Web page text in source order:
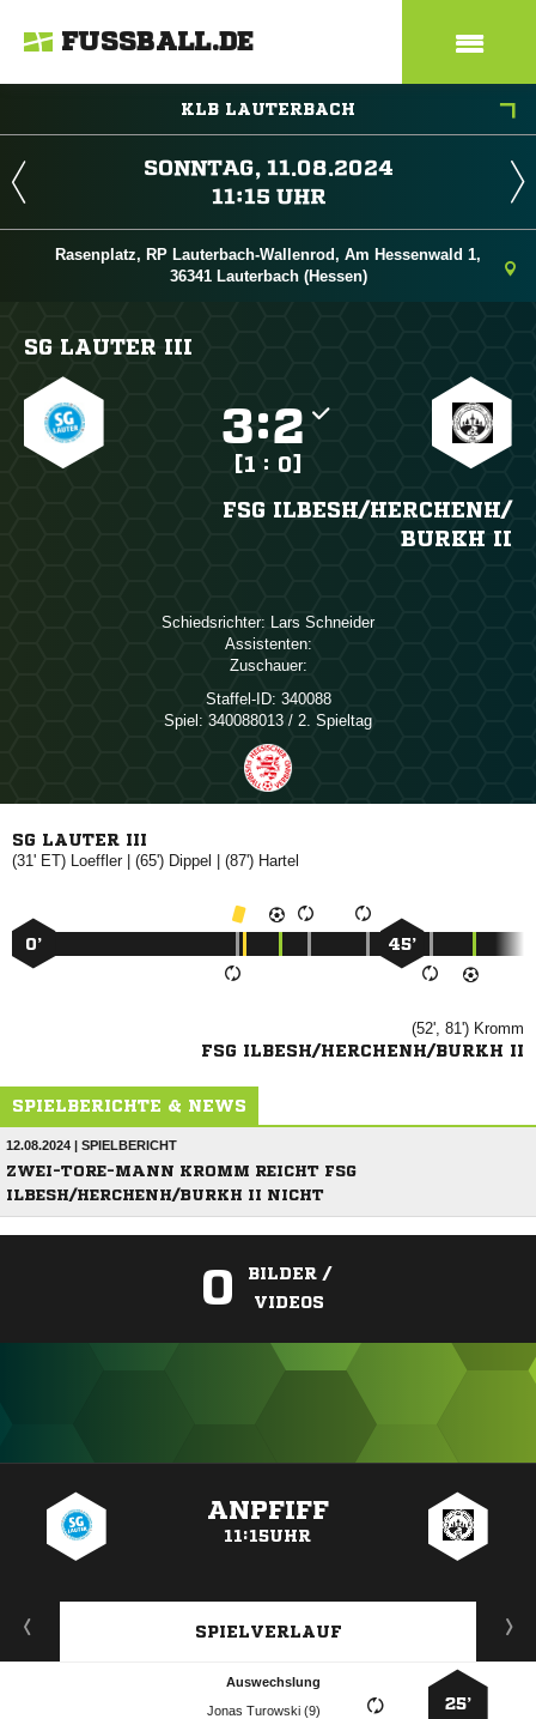
FUSSBALL.DE
KLB LAUTERBACH
 
 
Rasenplatz, RP Lauterbach-Wallenrod, Am Hessenwald 1,
36341 Lauterbach (Hessen)
SG LAUTER III
:
[1 : 0]
FSG ILBESH/​HERCHENH/​
BURKH II
Schiedsrichter:  
Assistenten:
Zuschauer:
Staffel-ID: 340088
Spiel: 340088013 / 2. Spieltag
SG LAUTER III
(31' ET) | (65')  | (87') 
0’ 45’
(52', 81') 
FSG ILBESH/HERCHENH/BURKH II
SPIELBERICHTE & NEWS
12.08.2024 | SPIELBERICHT
ZWEI-TORE-MANN KROMM REICHT FSG
ILBESH/HERCHENH/BURKH II NICHT
0
BILDER /
VIDEOS
ANPFIFF
11:15UHR
SPIELVERLAUF
25’
Auswechslung
  